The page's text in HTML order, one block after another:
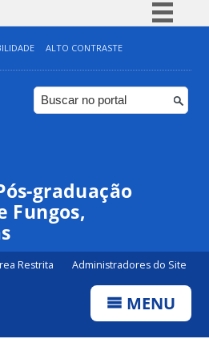
Simplifique!
Comunica BR
Participe
ALTO CONTRASTE
graduação
Fungos,
Restrita Administradores do Site
MENU